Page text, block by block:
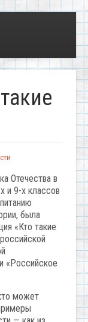
Отечества в
и 9-х классов
была
«Кто такие
«Российское
может